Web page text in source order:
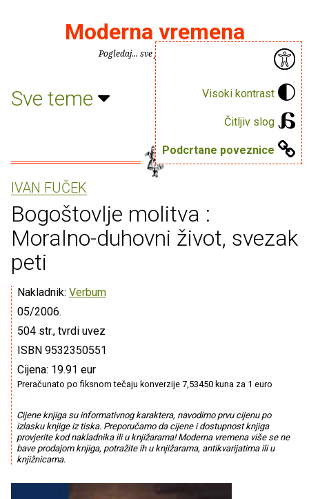
Visoki kontrast
Čitljiv slog
Podcrtane poveznice
Moderna vremena
Pogledaj... sve je puno knjiga.
Sve teme
IVAN FUČEK
Bogoštovlje molitva :
Moralno-duhovni život, svezak
peti
Nakladnik: Verbum
05/2006.
504 str., tvrdi uvez
ISBN 9532350551
Cijena: 19.91 eur
Preračunato po fiksnom tečaju konverzije 7,53450 kuna za 1 euro
Cijene knjiga su informativnog karaktera, navodimo prvu cijenu po
izlasku knjige iz tiska. Preporučamo da cijene i dostupnost knjiga
provjerite kod nakladnika ili u knjižarama! Moderna vremena više se ne
bave prodajom knjiga, potražite ih u knjižarama, antikvarijatima ili u
knjižnicama.